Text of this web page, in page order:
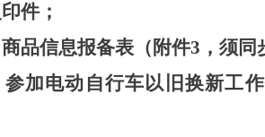
件；
商品信息报备表（附件3 ， 须同
参加电动自行车以旧换新工